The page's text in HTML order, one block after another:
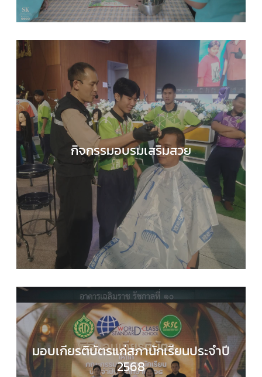
กิจกรรมอบรมเสริมสวย
กลุ่มบริหารงานวิชาการ
กลุ่มสาระการเรียนรู้การง
อาชีพ
ข่าวประชาสัมพันธ์
มอบเกียรติบัตรแก่สภานักเรียนประจำปี
2568